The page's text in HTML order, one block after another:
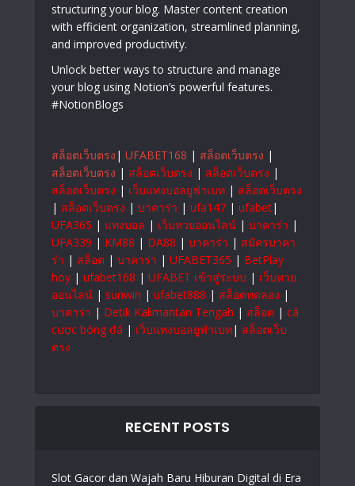
structuring your blog. Master content creation
with efficient organization, streamlined planning,
and improved productivity.
Unlock better ways to structure and manage
your blog using Notion’s powerful features.
#NotionBlogs
สล็อตเว็บตรง | UFABET168 | สล็อตเว็บตรง |
สล็อตเว็บตรง | สล็อตเว็บตรง | สล็อตเว็บตรง |
สล็อตเว็บตรง | เว็บแทงบอลยูฟ่าเบท | สล็อตเว็บตรง
| สล็อตเว็บตรง | บาคาร่า | ufa147 | ufabet|
UFA365 | แทงบอล | เว็บหวยออนไลน์ | บาคาร่า |
UFA339 | KM88 | DA88 | บาคาร่า | สมัครบาคา
ร่า | สล็อต | บาคาร่า | UFABET365 | BetPlay
hoy | ufabet168 | UFABET เข้าสู่ระบบ | เว็บหวย
ออนไลน์ | sunwin | ufabet888 | สล็อตทดลอง |
บาคาร่า | Detik Kalimantan Tengah | สล็อต | cá
cược bóng đá | เว็บแทงบอลยูฟ่าเบท| สล็อตเว็บ
ตรง
RECENT POSTS
Slot Gacor dan Wajah Baru Hiburan Digital di Era